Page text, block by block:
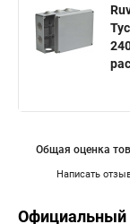
Написать
Общая оценка
Официальный